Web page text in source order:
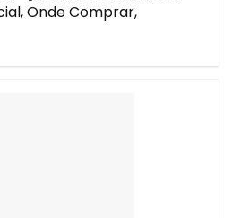
Onde Comprar,